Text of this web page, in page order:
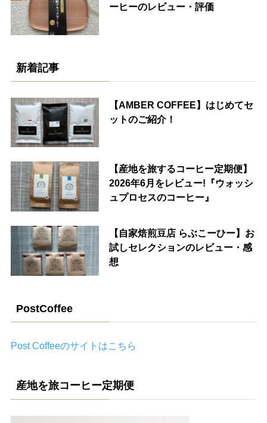
ーヒーのレビュー・評価
新着記事
【AMBER COFFEE】はじめてセ
ットのご紹介！
【産地を旅するコーヒー定期便】
2026年6月をレビュー!『ウォッシ
ュプロセスのコーヒー』
【自家焙煎豆店 らぶこーひー】お
試しセレクションのレビュー・感
想
PostCoffee
Post Coffeeのサイトはこちら
産地を旅コーヒー定期便